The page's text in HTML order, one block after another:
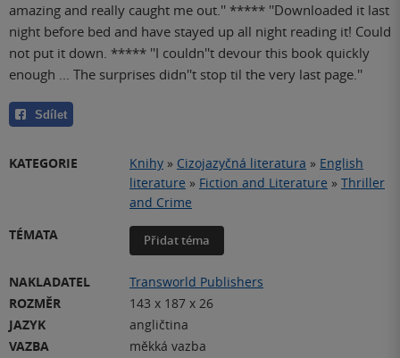
amazing and really caught me out.'' ***** ''Downloaded it last
night before bed and have stayed up all night reading it! Could
not put it down. ***** ''I couldn''t devour this book quickly
enough ... The surprises didn''t stop til the very last page.''
Sdílet
KATEGORIE Knihy » Cizojazyčná literatura » English
literature » Fiction and Literature » Thriller
and Crime
TÉMATA
Přidat téma
NAKLADATEL
Transworld Publishers
ROZMĚR
143 x 187 x 26
JAZYK
angličtina
VAZBA
měkká vazba